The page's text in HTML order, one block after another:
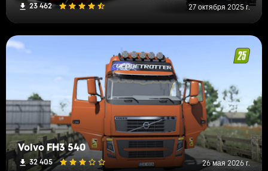
23 462 27 октября 2025 г.
Volvo FH3 540
32 405 26 мая 2026 г.